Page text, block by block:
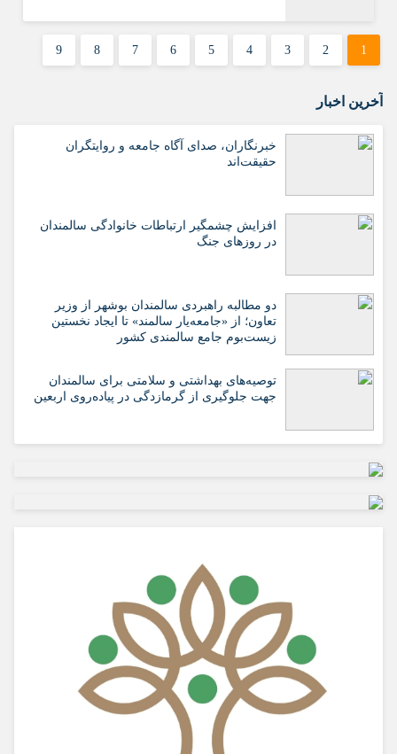
1
2
3
4
5
6
7
8
9
آخرین اخبار
خبرنگاران، صدای آگاه جامعه و روایتگران
حقیقت‌اند
افزایش چشمگیر ارتباطات خانوادگی سالمندان
در روزهای جنگ
دو مطالبه راهبردی سالمندان بوشهر از وزیر
تعاون؛ از «جامعه‌یار سالمند» تا ایجاد نخستین
زیست‌بوم جامع سالمندی کشور
️توصیه‌های بهداشتی و سلامتی برای سالمندان
جهت جلوگیری از گرمازدگی در پیاده‌روی اربعین